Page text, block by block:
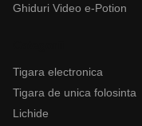
Ghiduri Video e-Potion
Tigara electronica
Tigara de unica folosinta
Lichide